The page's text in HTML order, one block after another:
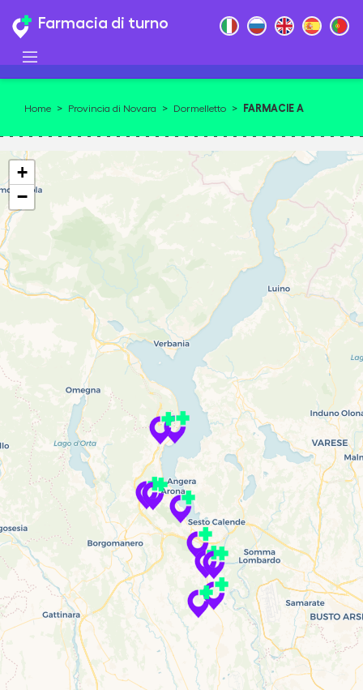
Farmacia di turno
Home > Provincia di Novara > Dormelletto >
FARMACIE A
+
−